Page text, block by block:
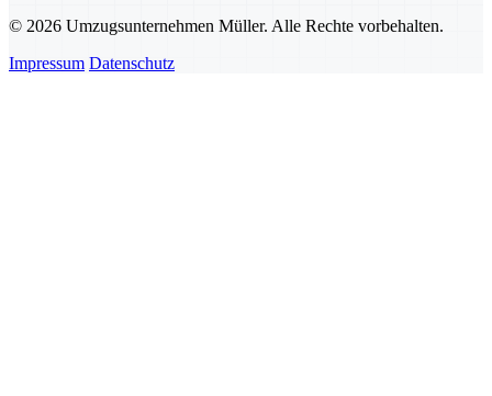
© 2026 Umzugsunternehmen Müller. Alle Rechte vorbehalten.
Impressum Datenschutz